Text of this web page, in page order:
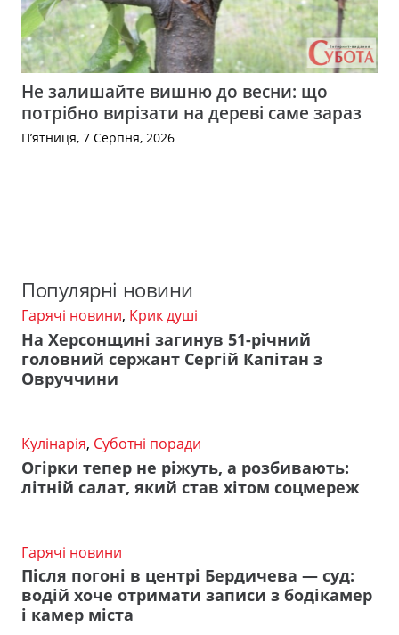
Не залишайте вишню до весни: що
потрібно вирізати на дереві саме зараз
П’ятниця, 7 Серпня, 2026
Популярні новини
Гарячі новини, Крик душі
На Херсонщині загинув 51-річний
головний сержант Сергій Капітан з
Овруччини
Кулінарія, Суботні поради
Огірки тепер не ріжуть, а розбивають:
літній салат, який став хітом соцмереж
Гарячі новини
Після погоні в центрі Бердичева — суд:
водій хоче отримати записи з бодікамер
і камер міста